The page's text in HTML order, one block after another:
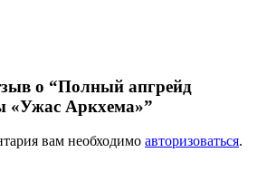
о “Полный апгрейд
«Ужас Аркхема»”
вам необходимо авторизоваться.